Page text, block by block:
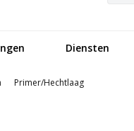
Diensten
Primer/Hechtlaag